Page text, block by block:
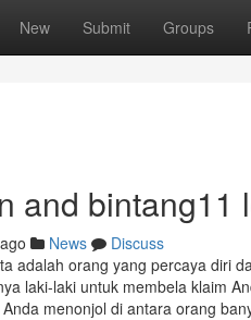
New Submit Groups
and bintang11
News
Discuss
adalah orang yang percaya diri
laki-laki untuk membela klaim
menonjol di antara orang